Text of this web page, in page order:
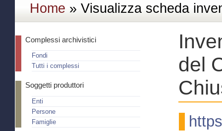
Home » Visualizza scheda
Complessi archivistici
Fondi
Tutti i complessi
Soggetti produttori
Enti
Persone
Famiglie
del